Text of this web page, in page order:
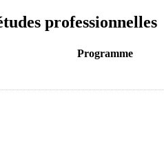
professionnelles
Programme